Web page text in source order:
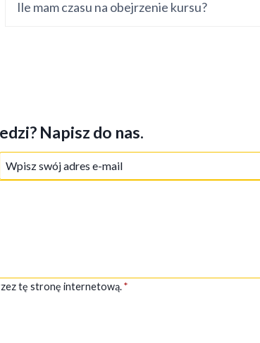
Ile mam czasu na obejrzenie kursu?
Napisz do nas.
tę stronę internetową.*